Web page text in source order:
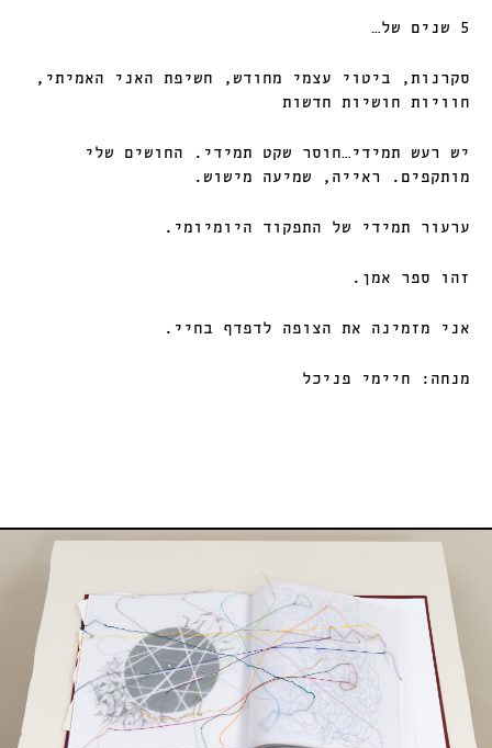
5 שנים של…
סקרנות, ביטוי עצמי מחודש, חשיפת האני האמיתי,
חוויות חושיות חדשות
יש רעש תמידי…חוסר שקט תמידי. החושים שלי
מותקפים. ראייה, שמיעה מישוש.
ערעור תמידי של התפקוד היומיומי.
זהו ספר אמן.
אני מזמינה את הצופה לדפדף בחיי.
מנחה: חיימי פניכל